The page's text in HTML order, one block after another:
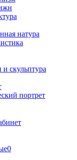
натура
и скульптура
портрет
0